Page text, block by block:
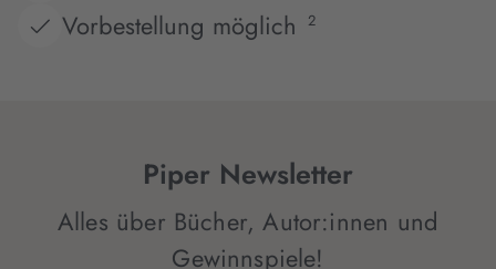
Vorbestellung möglich 2
Piper Newsletter
Alles über Bücher, Autor:innen und
Gewinnspiele!